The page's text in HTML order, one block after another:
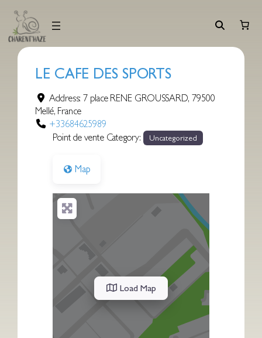
contenu
LE CAFE DES SPORTS
Address:7 place RENE GROUSSARD, 79500
Mellé, France
+33684625989
Point de vente Category:
Uncategorized
Map
Load Map